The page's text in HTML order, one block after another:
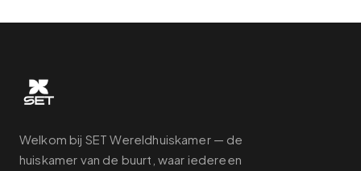
Welkom bij SET Wereldhuiskamer — de
huiskamer van de buurt, waar iedereen